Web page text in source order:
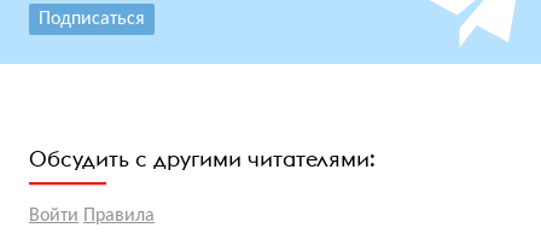
Подписаться
Обсудить с другими читателями:
Войти Правила